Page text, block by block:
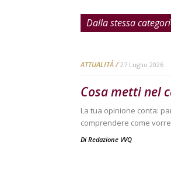
Dalla stessa
ATTUALITÀ 27 Luglio 2026
Cosa metti nel
La tua opinione conta:
comprendere come
Di Redazione VVQ